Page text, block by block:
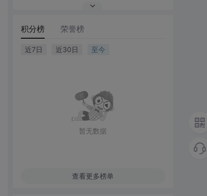
积分榜 荣誉榜
近7日 近30日 至今
暂无数据
查看更多榜单